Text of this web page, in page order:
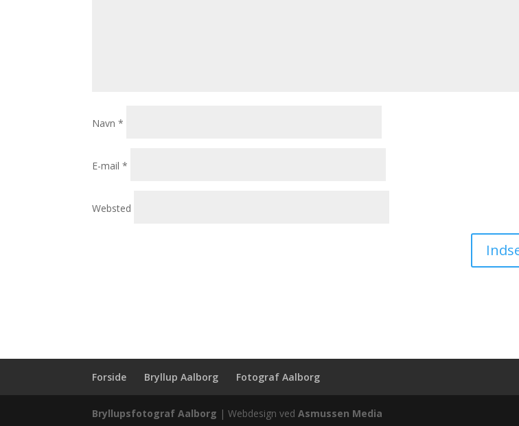
Navn*
E-mail*
Websted
Forside Bryllup Aalborg Fotograf Aalborg
Bryllupsfotograf Aalborg | Webdesign vedAsmussen Media